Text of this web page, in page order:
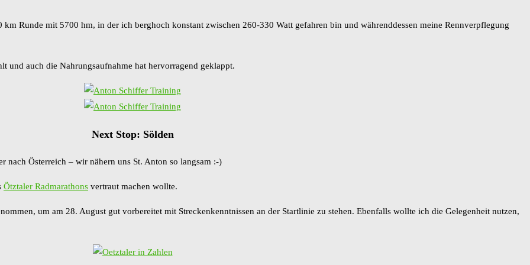
Runde mit 5700 hm, in der ich berghoch konstant zwischen 260-330 Watt gefahren bin und währenddessen meine Rennverpflegung
und auch die Nahrungsaufnahme hat hervorragend geklappt.
Next Stop: Sölden
nach Österreich – wir nähern uns St. Anton so langsam :-)
Ötztaler Radmarathons vertraut machen wollte.
um am 28. August gut vorbereitet mit Streckenkenntnissen an der Startlinie zu stehen. Ebenfalls wollte ich die Gelegenheit nutzen,